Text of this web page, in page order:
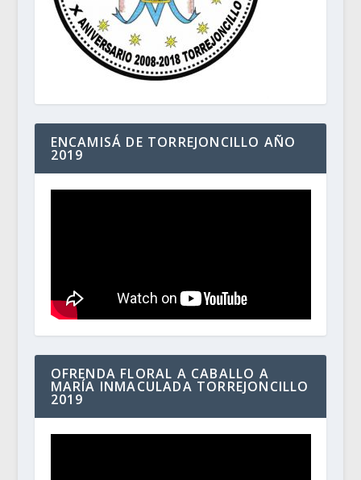
ENCAMISÁ DE TORREJONCILLO AÑO
2019
OFRENDA FLORAL A CABALLO A
MARÍA INMACULADA TORREJONCILLO
2019